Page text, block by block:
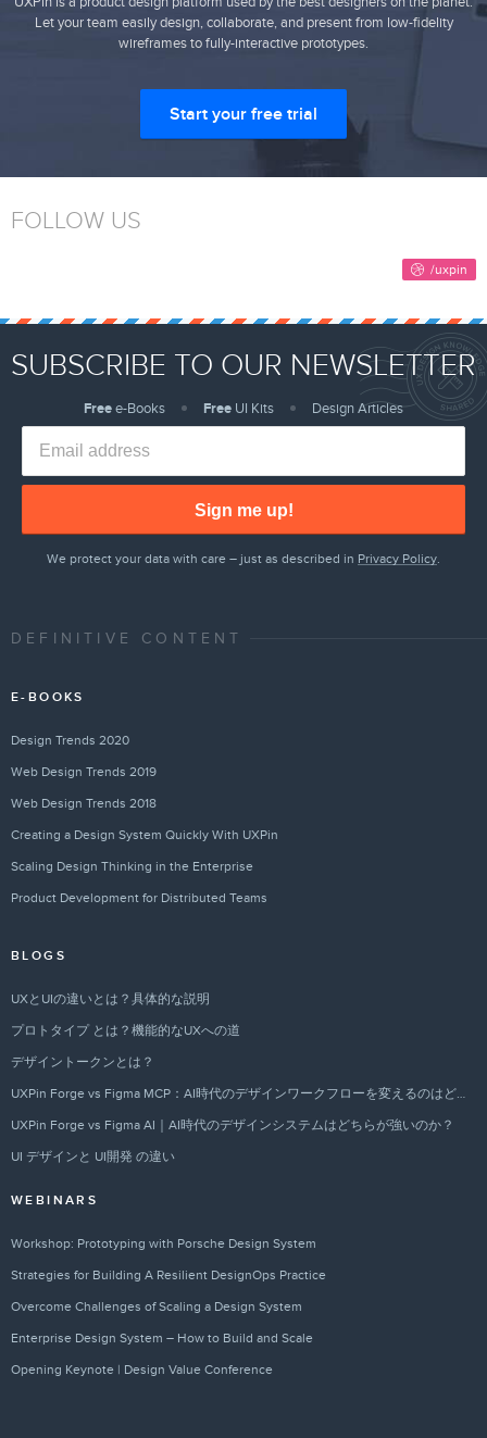
Let your team easily design, collaborate, and present from low-fidelity
wireframes to fully-interactive prototypes.
Start your free trial
FOLLOW US
SUBSCRIBE TO OUR NEWSLETTER
Freee-Books Free UI Kits Design Articles
Sign me up!
We protect your data with care – just as described in Privacy Policy
DEFINITIVE CONTENT
E-BOOKS
Design Trends 2020
Web Design Trends 2019
Web Design Trends 2018
Creating a Design System Quickly With UXPin
Scaling Design Thinking in the Enterprise
Product Development for Distributed Teams
BLOGS
UXとUIの違いとは？具体的な説明
プロトタイプ とは？機能的なUXへの道
デザイントークンとは？
UXPin Forge vs Figma AI｜AI時代のデザインシステムはどちらが強いのか？
UI デザインと UI開発 の違い
WEBINARS
Workshop: Prototyping with Porsche Design System
Strategies for Building A Resilient DesignOps Practice
Overcome Challenges of Scaling a Design System
Enterprise Design System – How to Build and Scale
Opening Keynote | Design Value Conference